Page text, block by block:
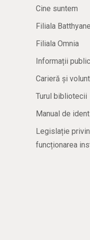
Cine suntem
Filiala
Filiala Omnia
Informații
Carieră și
Turul bibliotecii
Manual de
Legislație
funcționarea